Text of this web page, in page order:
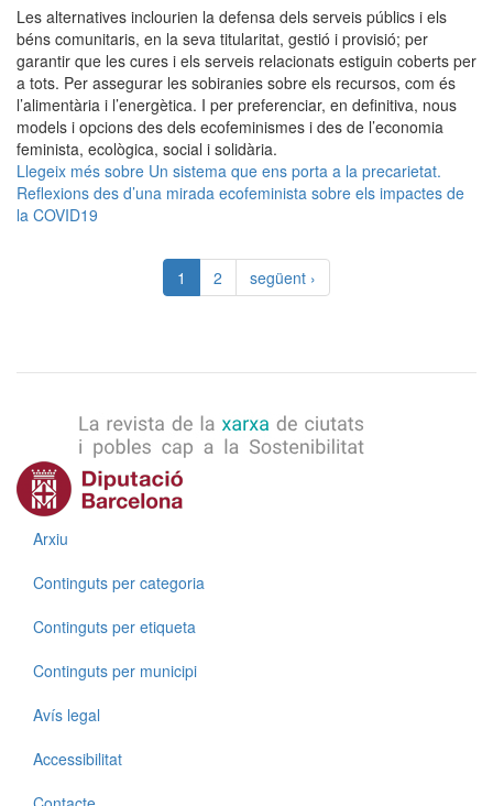
Les alternatives inclourien la defensa dels serveis públics i els
béns comunitaris, en la seva titularitat, gestió i provisió; per
garantir que les cures i els serveis relacionats estiguin coberts per
a tots. Per assegurar les sobiranies sobre els recursos, com és
l’alimentària i l’energètica. I per preferenciar, en definitiva, nous
models i opcions des dels ecofeminismes i des de l’economia
feminista, ecològica, social i solidària.
Llegeix més sobre Un sistema que ens porta a la precarietat.
Reflexions des d’una mirada ecofeminista sobre els impactes de
la COVID19
1 2 següent ›
Menú
Arxiu
Continguts per categoria
Continguts per etiqueta
Continguts per municipi
Menú
Avís legal
Accessibilitat